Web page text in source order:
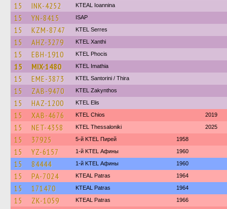
15 INK-4252 KTEAL Ioannina
15 YN-8415 ISAP
15 KZM-8747 KTEL Serres
15 AHZ-3279 KTEL Xanthi
15 EBH-1910 ΚΤΕL Phocis
15 MIX-1480 KTEL Imathia
15 EME-3873 KTEL Santorini / Thira
15 ZAB-9470 KTEL Zakynthos
15 HAZ-1200 KTEL Elis
15 XAB-4676 KTEL Chios 2019
15 NET-4358 KTEL Thessaloniki 2025
15 37925 5-й KTEL Пирей 1958
15 YZ-6157 1-й KTEL Афины 1960
15 84444 1-й KTEL Афины 1960
15 PA-7024 KTEAL Patras 1964
15 171470 KTEAL Patras 1964
15 ZK-1059 KTEAL Patras 1966